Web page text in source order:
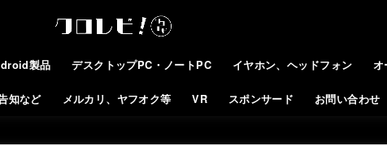
製品 デスクトップPC・ノートPC イヤホン、ヘッドフォン オ
知など メルカリ、ヤフオク等 VR スポンサード お問い合わせ